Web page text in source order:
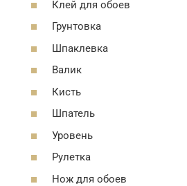
Клей для обоев
Грунтовка
Шпаклевка
Валик
Кисть
Шпатель
Уровень
Рулетка
Нож для обоев